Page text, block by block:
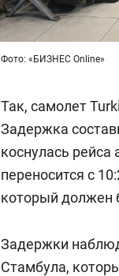
Фото: «БИЗНЕС Online»
Так, самолет
Задержка
коснулась
переносится с
который должен
Задержки
Стамбула,